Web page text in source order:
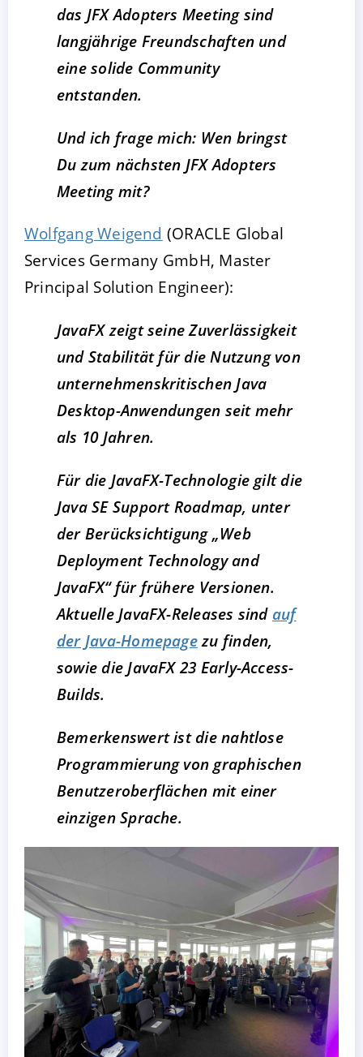
das JFX Adopters Meeting sind
langjährige Freundschaften und
eine solide Community
entstanden.
Und ich frage mich: Wen bringst
Du zum nächsten JFX Adopters
Meeting mit?
Wolfgang Weigend (ORACLE Global
Services Germany GmbH, Master
Principal Solution Engineer):
JavaFX zeigt seine Zuverlässigkeit
und Stabilität für die Nutzung von
unternehmenskritischen Java
Desktop-Anwendungen seit mehr
als 10 Jahren.
Für die JavaFX-Technologie gilt die
Java SE Support Roadmap, unter
der Berücksichtigung „Web
Deployment Technology and
JavaFX“ für frühere Versionen.
Aktuelle JavaFX-Releases sind auf
der Java-Homepagezu finden,
sowie die JavaFX 23 Early-Access-
Builds.
Bemerkenswert ist die nahtlose
Programmierung von graphischen
Benutzeroberflächen mit einer
einzigen Sprache.